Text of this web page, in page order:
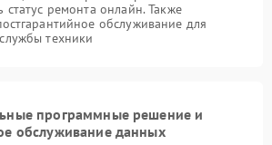
статус ремонта онлайн. Также
обслуживание для
техники
программные решение и
обслуживание данных